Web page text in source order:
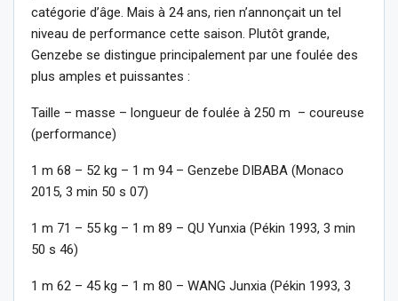
catégorie d’âge. Mais à 24 ans, rien n’annonçait un tel
niveau de performance cette saison. Plutôt grande,
Genzebe se distingue principalement par une foulée des
plus amples et puissantes :
Taille – masse – longueur de foulée à 250 m – coureuse
(performance)
1 m 68 – 52 kg – 1 m 94 – Genzebe DIBABA (Monaco
2015, 3 min 50 s 07)
1 m 71 – 55 kg – 1 m 89 – QU Yunxia (Pékin 1993, 3 min
50 s 46)
1 m 62 – 45 kg – 1 m 80 – WANG Junxia (Pékin 1993, 3